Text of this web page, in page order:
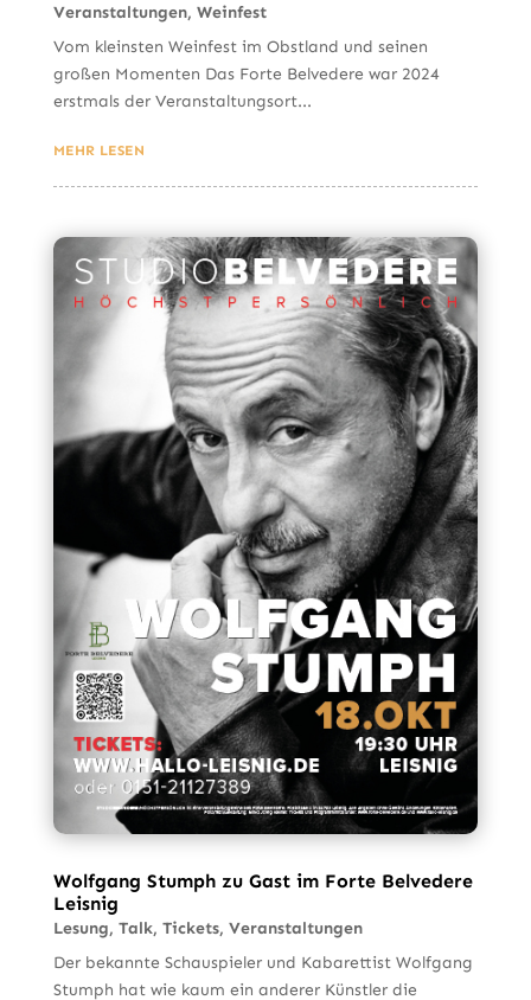
Veranstaltungen, Weinfest
Vom kleinsten Weinfest im Obstland und seinen
großen Momenten Das Forte Belvedere war 2024
erstmals der Veranstaltungsort...
MEHR LESEN
Wolfgang Stumph zu Gast im Forte Belvedere
Leisnig
Lesung, Talk, Tickets, Veranstaltungen
Der bekannte Schauspieler und Kabarettist Wolfgang
Stumph hat wie kaum ein anderer Künstler die